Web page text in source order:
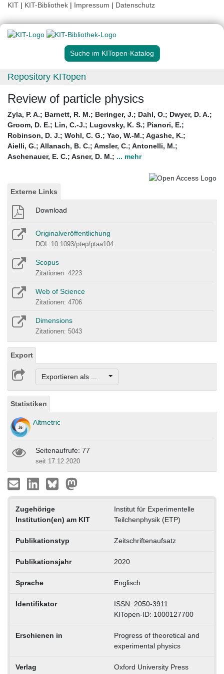
KIT | KIT-Bibliothek | Impressum | Datenschutz
Suche im KITopen-Katalog
Repository KITopen
Review of particle physics
Zyla, P. A.; Barnett, R. M.; Beringer, J.; Dahl, O.; Dwyer, D. A.;
Groom, D. E.; Lin, C.-J.; Lugovsky, K. S.; Pianori, E.;
Robinson, D. J.; Wohl, C. G.; Yao, W.-M.; Agashe, K.;
Aielli, G.; Allanach, B. C.; Amsler, C.; Antonelli, M.;
Aschenauer, E. C.; Asner, D. M.; ... mehr
Externe Links
Download
Originalveröffentlichung
DOI: 10.1093/ptep/ptaa104
Scopus
Zitationen: 4223
Web of Science
Zitationen: 4706
Dimensions
Zitationen: 5043
Export
Exportieren als ...
Statistiken
Altmetric
Seitenaufrufe: 77
seit 17.12.2020
Zugehörige
Institution(en) am KIT
Institut für Experimentelle
Teilchenphysik (ETP)
Publikationstyp Zeitschriftenaufsatz
Publikationsjahr 2020
Sprache Englisch
Identifikator
ISSN: 2050-3911
KITopen-ID: 1000127700
Erschienen in
Progress of theoretical and
experimental physics
Verlag
Oxford University Press